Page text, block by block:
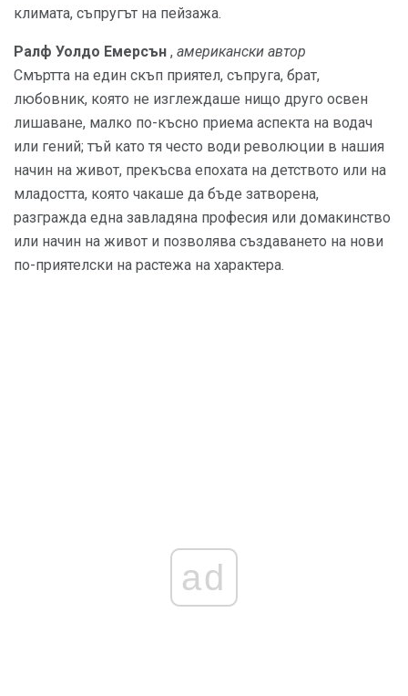
климата, съпругът на пейзажа.
Ралф Уолдо Емерсън , американски автор
Смъртта на един скъп приятел, съпруга, брат,
любовник, която не изглеждаше нищо друго освен
лишаване, малко по-късно приема аспекта на водач
или гений; тъй като тя често води революции в нашия
начин на живот, прекъсва епохата на детството или на
младостта, която чакаше да бъде затворена,
разгражда една завладяна професия или домакинство
или начин на живот и позволява създаването на нови
по-приятелски на растежа на характера.
ad